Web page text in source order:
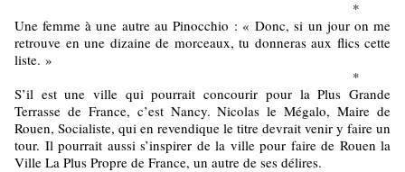
*
Une femme à une autre au Pinocchio : « Donc, si un jour on me
retrouve en une dizaine de morceaux, tu donneras aux flics cette
liste. »
*
S’il est une ville qui pourrait concourir pour la Plus Grande
Terrasse de France, c’est Nancy. Nicolas le Mégalo, Maire de
Rouen, Socialiste, qui en revendique le titre devrait venir y faire un
tour. Il pourrait aussi s’inspirer de la ville pour faire de Rouen la
Ville La Plus Propre de France, un autre de ses délires.